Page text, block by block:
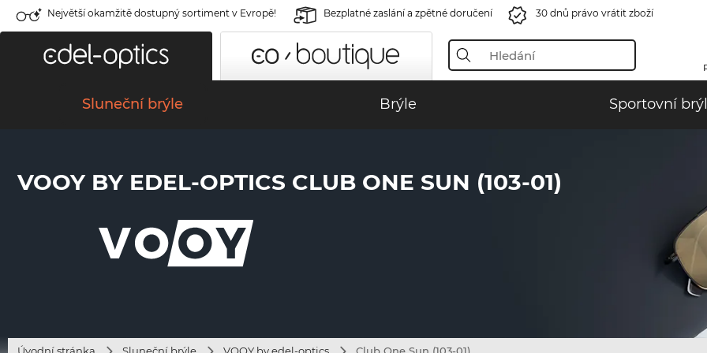
Největší okamžitě dostupný sortiment v Evropě! Bezplatné zaslání a zpětné doručení 30 dnů právo vrátit zboží
Sluneční brýle Brýle Sportovní
VOOY BY EDEL-OPTICS CLUB ONE SUN (103-01)